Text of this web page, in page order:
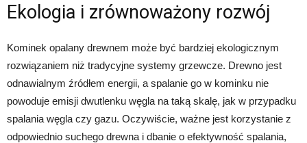
Ekologia i zrównoważony rozwój
Kominek opalany drewnem może być bardziej ekologicznym
rozwiązaniem niż tradycyjne systemy grzewcze. Drewno jest
odnawialnym źródłem energii, a spalanie go w kominku nie
powoduje emisji dwutlenku węgla na taką skalę, jak w przypadku
spalania węgla czy gazu. Oczywiście, ważne jest korzystanie z
odpowiednio suchego drewna i dbanie o efektywność spalania,